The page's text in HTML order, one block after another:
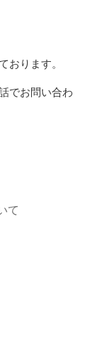
おります。
でお問い合わ
て